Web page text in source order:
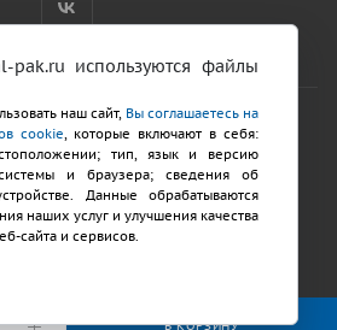
В КОРЗИНУ
© ООО «ТД Урал ПАК»
конфиденциальности
Разработка сайтов
pak.ru используются файлы
наш сайт, Вы соглашаетесь на
cookie , которые включают в себя:
тип, язык и версию
и браузера; сведения об
Данные обрабатываются
наших услуг и улучшения качества
сайта и сервисов.